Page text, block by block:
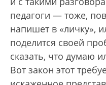
педагоги — тоже,
напишет в «личку»,
поделится своей
сказать, что думаю
Вот закон этот